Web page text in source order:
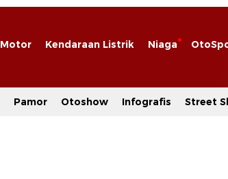
Motor Kendaraan Listrik Niaga
Pamor Otoshow Infografis Street